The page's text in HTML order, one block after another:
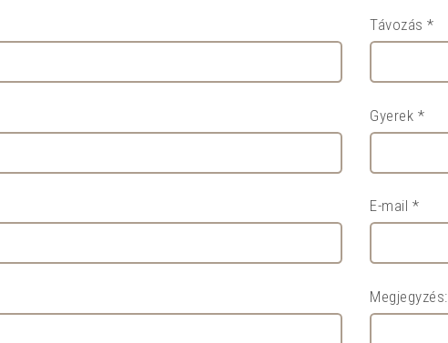
Távozás *
Gyerek *
E-mail *
Megjegyzés: